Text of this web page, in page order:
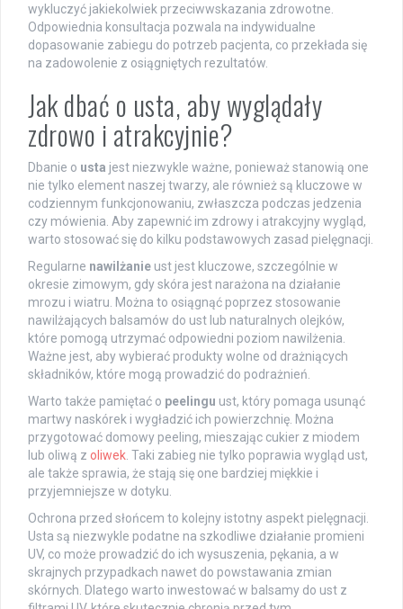
wykluczyć jakiekolwiek przeciwwskazania zdrowotne.
Odpowiednia konsultacja pozwala na indywidualne
dopasowanie zabiegu do potrzeb pacjenta, co przekłada się
na zadowolenie z osiągniętych rezultatów.
Jak dbać o usta, aby wyglądały
zdrowo i atrakcyjnie?
Dbanie o usta jest niezwykle ważne, ponieważ stanowią one
nie tylko element naszej twarzy, ale również są kluczowe w
codziennym funkcjonowaniu, zwłaszcza podczas jedzenia
czy mówienia. Aby zapewnić im zdrowy i atrakcyjny wygląd,
warto stosować się do kilku podstawowych zasad pielęgnacji.
Regularne nawilżanie ust jest kluczowe, szczególnie w
okresie zimowym, gdy skóra jest narażona na działanie
mrozu i wiatru. Można to osiągnąć poprzez stosowanie
nawilżających balsamów do ust lub naturalnych olejków,
które pomogą utrzymać odpowiedni poziom nawilżenia.
Ważne jest, aby wybierać produkty wolne od drażniących
składników, które mogą prowadzić do podrażnień.
Warto także pamiętać o peelingu ust, który pomaga usunąć
martwy naskórek i wygładzić ich powierzchnię. Można
przygotować domowy peeling, mieszając cukier z miodem
lub oliwą z oliwek. Taki zabieg nie tylko poprawia wygląd ust,
ale także sprawia, że stają się one bardziej miękkie i
przyjemniejsze w dotyku.
Ochrona przed słońcem to kolejny istotny aspekt pielęgnacji.
Usta są niezwykle podatne na szkodliwe działanie promieni
UV, co może prowadzić do ich wysuszenia, pękania, a w
skrajnych przypadkach nawet do powstawania zmian
skórnych. Dlatego warto inwestować w balsamy do ust z